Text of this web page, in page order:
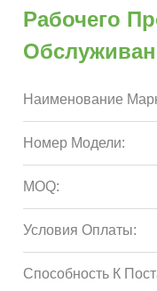
Рабочего
Наименование
Номер Модели:
MOQ:
Условия Оплаты:
Способность К